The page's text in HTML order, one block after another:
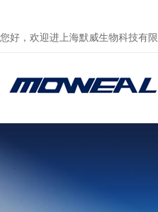
您好，欢迎进上海默威生物科技有限